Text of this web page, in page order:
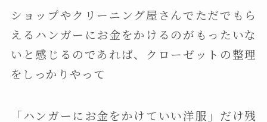
ショップやクリーニング屋さんでただでもら
えるハンガーにお金をかけるのがもったいな
いと感じるのであれば、クローゼットの整理
をしっかりやって
「ハンガーにお金をかけていい洋服」だけ残